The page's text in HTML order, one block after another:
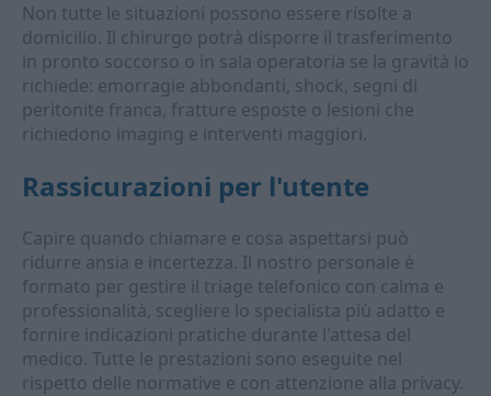
Non tutte le situazioni possono essere risolte a
domicilio. Il chirurgo potrà disporre il trasferimento
in pronto soccorso o in sala operatoria se la gravità lo
richiede: emorragie abbondanti, shock, segni di
peritonite franca, fratture esposte o lesioni che
richiedono imaging e interventi maggiori.
Rassicurazioni per l'utente
Capire quando chiamare e cosa aspettarsi può
ridurre ansia e incertezza. Il nostro personale è
formato per gestire il triage telefonico con calma e
professionalità, scegliere lo specialista più adatto e
fornire indicazioni pratiche durante l'attesa del
medico. Tutte le prestazioni sono eseguite nel
rispetto delle normative e con attenzione alla privacy.